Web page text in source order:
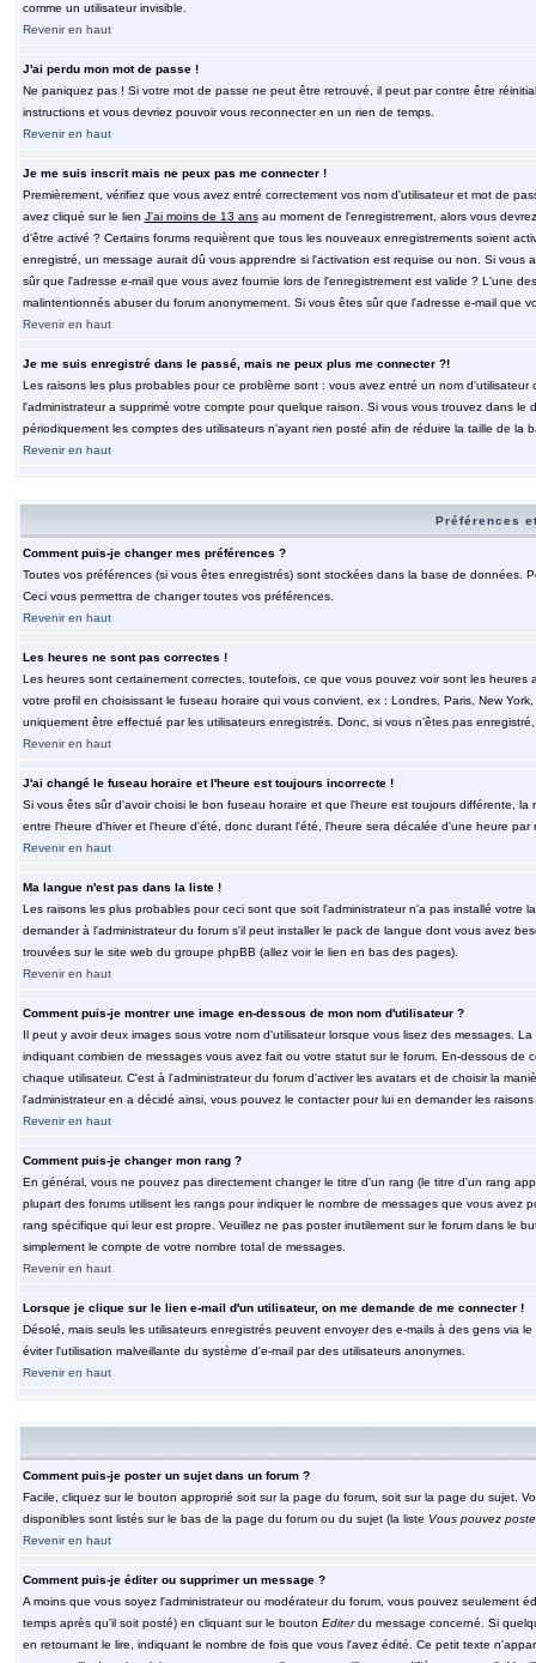
comme un utilisateur invisible.
Revenir en haut
J'ai perdu mon mot de passe !
Ne paniquez pas ! Si votre mot de passe ne peut être retrouvé, il peut par contre être
instructions et vous devriez pouvoir vous reconnecter en un rien de temps.
Revenir en haut
Je me suis inscrit mais ne peux pas me connecter !
Premièrement, vérifiez que vous avez entré correctement vos nom d'utilisateur et mot de
avez cliqué sur le lien J'ai moins de 13 ansau moment de l'enregistrement, alors vous
d'être activé ? Certains forums requièrent que tous les nouveaux enregistrements soient
enregistré, un message aurait dû vous apprendre si l'activation est requise ou non. Si
sûr que l'adresse e-mail que vous avez fournie lors de l'enregistrement est valide ? L'une
malintentionnés abuser du forum anonymement. Si vous êtes sûr que l'adresse e-mail que
Revenir en haut
Je me suis enregistré dans le passé, mais ne peux plus me connecter ?!
Les raisons les plus probables pour ce problème sont : vous avez entré un nom
l'administrateur a supprimé votre compte pour quelque raison. Si vous vous trouvez dans
périodiquement les comptes des utilisateurs n'ayant rien posté afin de réduire la taille de
Revenir en haut
Préférences
Comment puis-je changer mes préférences ?
Toutes vos préférences (si vous êtes enregistrés) sont stockées dans la base de données.
Ceci vous permettra de changer toutes vos préférences.
Revenir en haut
Les heures ne sont pas correctes !
Les heures sont certainement correctes, toutefois, ce que vous pouvez voir sont les
votre profil en choisissant le fuseau horaire qui vous convient, ex : Londres, Paris, New
uniquement être effectué par les utilisateurs enregistrés. Donc, si vous n'êtes pas
Revenir en haut
J'ai changé le fuseau horaire et l'heure est toujours incorrecte !
Si vous êtes sûr d'avoir choisi le bon fuseau horaire et que l'heure est toujours différente,
entre l'heure d'hiver et l'heure d'été, donc durant l'été, l'heure sera décalée d'une heure par
Revenir en haut
Ma langue n'est pas dans la liste !
Les raisons les plus probables pour ceci sont que soit l'administrateur n'a pas installé
demander à l'administrateur du forum s'il peut installer le pack de langue dont vous avez
trouvées sur le site web du groupe phpBB (allez voir le lien en bas des pages).
Revenir en haut
Comment puis-je montrer une image en-dessous de mon nom d'utilisateur ?
Il peut y avoir deux images sous votre nom d'utilisateur lorsque vous lisez des messages.
indiquant combien de messages vous avez fait ou votre statut sur le forum. En-dessous
chaque utilisateur. C'est à l'administrateur du forum d'activer les avatars et de choisir la
l'administrateur en a décidé ainsi, vous pouvez le contacter pour lui en demander les
Revenir en haut
Comment puis-je changer mon rang ?
En général, vous ne pouvez pas directement changer le titre d'un rang (le titre d'un rang
plupart des forums utilisent les rangs pour indiquer le nombre de messages que vous avez
rang spécifique qui leur est propre. Veuillez ne pas poster inutilement sur le forum dans le
simplement le compte de votre nombre total de messages.
Revenir en haut
Lorsque je clique sur le lien e-mail d'un utilisateur, on me demande de me connecter !
Désolé, mais seuls les utilisateurs enregistrés peuvent envoyer des e-mails à des gens via
éviter l'utilisation malveillante du système d'e-mail par des utilisateurs anonymes.
Revenir en haut
Comment puis-je poster un sujet dans un forum ?
Facile, cliquez sur le bouton approprié soit sur la page du forum, soit sur la page du sujet.
disponibles sont listés sur le bas de la page du forum ou du sujet (la liste Vous pouvez
Revenir en haut
Comment puis-je éditer ou supprimer un message ?
A moins que vous soyez l'administrateur ou modérateur du forum, vous pouvez seulement
temps après qu'il soit posté) en cliquant sur le bouton Editerdu message concerné. Si
en retournant le lire, indiquant le nombre de fois que vous l'avez édité. Ce petit texte